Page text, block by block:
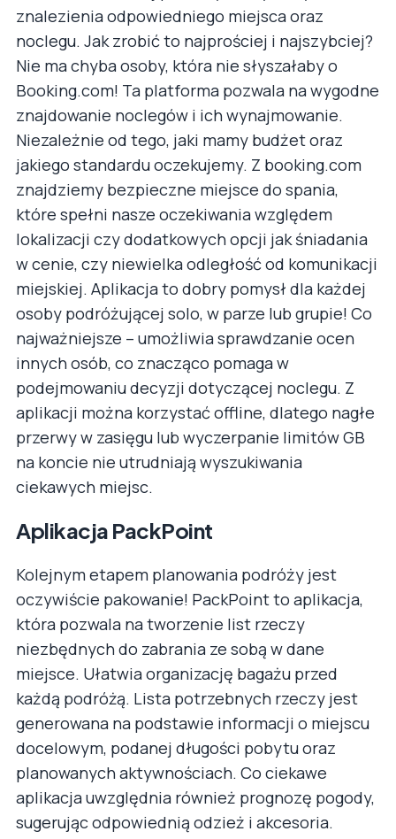
znalezienia odpowiedniego miejsca oraz
noclegu. Jak zrobić to najprościej i najszybciej?
Nie ma chyba osoby, która nie słyszałaby o
Booking.com! Ta platforma pozwala na wygodne
znajdowanie noclegów i ich wynajmowanie.
Niezależnie od tego, jaki mamy budżet oraz
jakiego standardu oczekujemy. Z booking.com
znajdziemy bezpieczne miejsce do spania,
które spełni nasze oczekiwania względem
lokalizacji czy dodatkowych opcji jak śniadania
w cenie, czy niewielka odległość od komunikacji
miejskiej. Aplikacja to dobry pomysł dla każdej
osoby podróżującej solo, w parze lub grupie! Co
najważniejsze – umożliwia sprawdzanie ocen
innych osób, co znacząco pomaga w
podejmowaniu decyzji dotyczącej noclegu. Z
aplikacji można korzystać offline, dlatego nagłe
przerwy w zasięgu lub wyczerpanie limitów GB
na koncie nie utrudniają wyszukiwania
ciekawych miejsc.
Aplikacja PackPoint
Kolejnym etapem planowania podróży jest
oczywiście pakowanie! PackPoint to aplikacja,
która pozwala na tworzenie list rzeczy
niezbędnych do zabrania ze sobą w dane
miejsce. Ułatwia organizację bagażu przed
każdą podróżą. Lista potrzebnych rzeczy jest
generowana na podstawie informacji o miejscu
docelowym, podanej długości pobytu oraz
planowanych aktywnościach. Co ciekawe
aplikacja uwzględnia również prognozę pogody,
sugerując odpowiednią odzież i akcesoria.